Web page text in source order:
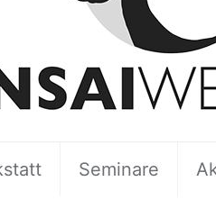
Seminare